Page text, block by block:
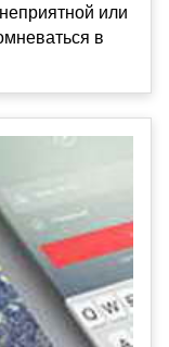
или
в